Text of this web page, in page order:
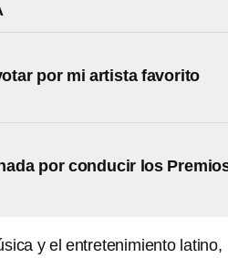
por mi artista favorito
por conducir los
y el entretenimiento latino,